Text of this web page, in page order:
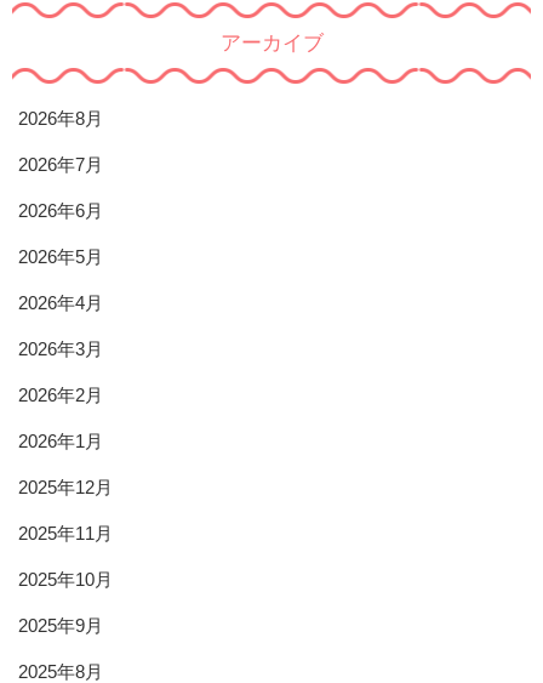
アーカイブ
2026年8月
2026年7月
2026年6月
2026年5月
2026年4月
2026年3月
2026年2月
2026年1月
2025年12月
2025年11月
2025年10月
2025年9月
2025年8月